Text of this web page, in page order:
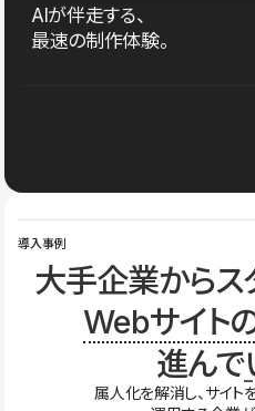
AIが伴走する、
最速の制作体験。
導入事例
大手企業からス
Webサイト
進んで
属人化を解消し、サイト